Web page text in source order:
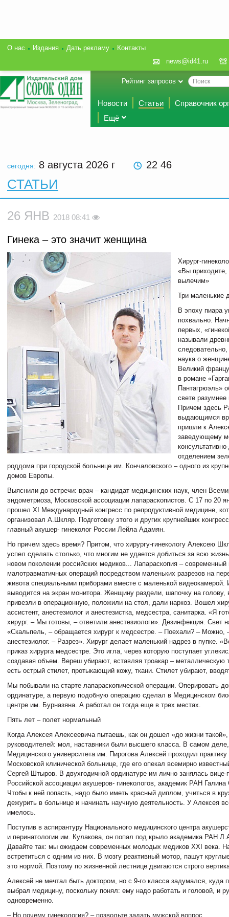
О нас Издания Дать рекламу
Контакты
news@id41.ru
Рейтинг запросов
Новости Статьи
Справочник
Ещё
сегодня: 8 августа 2026 г 22 46
СТАТЬИ
26 ЯНВ 2018 08:41
Гинека – это значит женщина
Хирург-
«Вы приходите,
вылечим»
Три маленькие
В эпоху пиара
похвально.
первых,
называли
следовательно,
наука о
Великий
в романе
Пантагрюэль»
свете
Причем здесь
выдающимся
пришли к
заведующему
отделением
роддома при городской больнице им. Кончаловского – одного из
домов Европы.
Выяснили до встречи: врач – кандидат медицинских наук, член
эндометриоза, Московской ассоциации лапараскопистов. С 17 по 20
прошел XI Международный конгресс по репродуктивной медицине,
организовал А.Шкляр. Подготовку этого и других крупнейших
главный акушер- гинеколог России Лейла Адамян.
Но причем здесь время? Притом, что хирургу-гинекологу Алексею
успел сделать столько, что многим не удается добиться за всю
новом поколении российских медиков... Лапараскопия – современный
малотравматичных операций посредством маленьких разрезов на
живота специальными приборами вместе с маленькой видеокамерой.
выводится на экран монитора. Женщину раздели, шапочку на голову,
привезли в операционную, положили на стол, дали наркоз. Вошел
ассистент, анестезиолог и анестезистка, медсестра, санитарка. «Я
хирург. – Мы готовы, – ответили анестезиологи». Дезинфекция. Свет
«Скальпель, – обращается хирург к медсестре. – Поехали? – Можно,
анестезиолог. – Разрез». Хирург делает маленький надрез в пупке.
приказ хирурга медсестре. Это игла, через которую поступает
создавая объем. Вереш убирают, вставляя троакар – металлическую
есть острый стилет, протыкающий кожу, ткани. Стилет убирают,
Мы побывали на старте лапараскопической операции. Оперировать
ординатуре, а первую подобную операцию сделал в Медицинском
центре им. Бурназяна. А работал он тогда еще в трех местах.
Пять лет – полет нормальный
Когда Алексея Алексеевича пытаешь, как он дошел «до жизни такой»,
руководителей: мол, наставники были высшего класса. В самом деле,
Медицинского университета им. Пирогова Алексей проходил практику
Московской клинической больнице, где его опекал всемирно
Сергей Штыров. В двухгодичной ординатуре им лично занялась вице-
Российской ассоциации акушеров- гинекологов, академик РАН
Чтобы к ней попасть, надо было иметь красный диплом, учиться в
дежурить в больнице и начинать научную деятельность. У Алексея
имелось.
Поступив в аспирантуру Национального медицинского центра
и перинатологии им. Кулакова, он попал под крыло академика РАН
Давайте так: мы ожидаем современных молодых медиков XXI века.
встретиться с одним из них. В мозгу реактивный мотор, пашут
это нормой. Поэтому по жизненной лестнице двигаются строго
Алексей не мечтал быть доктором, но с 9-го класса задумался, куда
выбрал медицину, поскольку понял: ему надо работать и головой, и
одновременно.
– Но почему гинекология? – позвольте задать мужской вопрос.